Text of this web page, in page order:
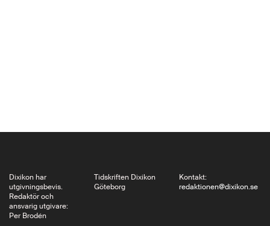
tre museer i…
Dixikon har
utgivningsbevis.
Redaktör och
ansvarig utgivare:
Per Brodén
Tidskriften Dixikon
Göteborg
Kontakt:
redaktionen@dixikon.se